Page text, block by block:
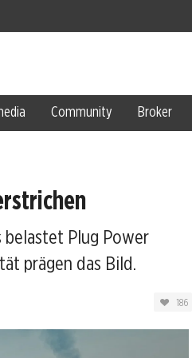
Community Broker
Plug Power
prägen das Bild.
186